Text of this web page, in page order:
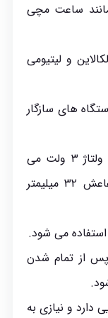
ساعت مچی
و لیتیومی
در دستگاه های سازگار
این مدل باتری از نوع لیتیومی و دارای ولتاژ ۳ ولت می
باشد. این باتری که قطر آن ۲۰ و ارتفاعش ۳۲ میلیمتر
می شود.
پس از تمام شدن
دارد و نیازی به